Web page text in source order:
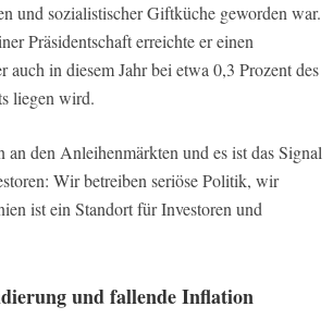
und sozialistischer Giftküche geworden war.
Präsidentschaft erreichte er einen
auch in diesem Jahr bei etwa 0,3 Prozent des
liegen wird.
an den Anleihenmärkten und es ist das Signal
Wir betreiben seriöse Politik, wir
ist ein Standort für Investoren und
und fallende Inflation